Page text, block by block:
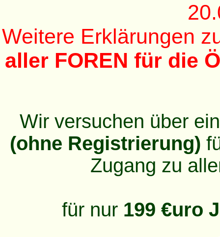
Weitere Erklärungen
aller FOREN für die
Wir versuchen über
(ohne Registrierung)
Zugang zu
für nur 199 €uro